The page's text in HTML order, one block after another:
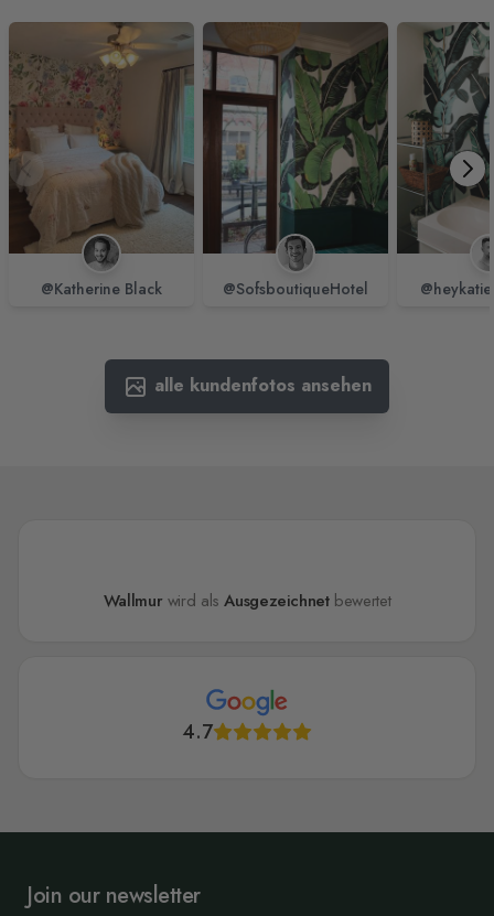
@Katherine Black @SofsboutiqueHotel
alle kundenfotos ansehen
Wallmur wird alsAusgezeichnetbewertet
4.7
Join our newsletter